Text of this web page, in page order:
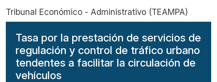
Tribunal Económico - Administrativo (TEAMPA)
Tasa por la prestación de servicios de
regulación y control de tráfico urbano
tendentes a facilitar la circulación de
vehículos